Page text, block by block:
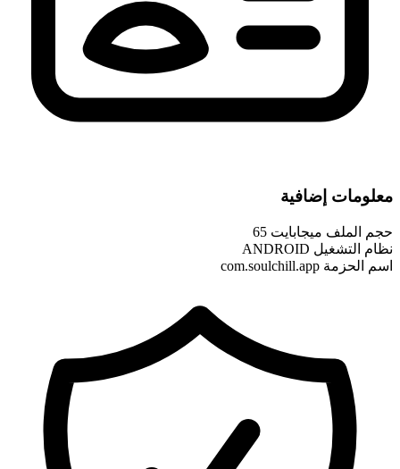
معلومات إضافية
حجم الملف 65 ميجابايت
نظام التشغيل ANDROID
اسم الحزمة com.soulchill.app